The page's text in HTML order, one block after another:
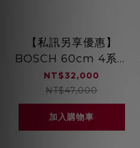
【私訊另享優惠】
BOSCH 60cm 4系列
獨立式洗碗機 熱能交
換裝置 5段洗程
SMS4HAW00X
NT$32,000
NT$47,000
加入購物車